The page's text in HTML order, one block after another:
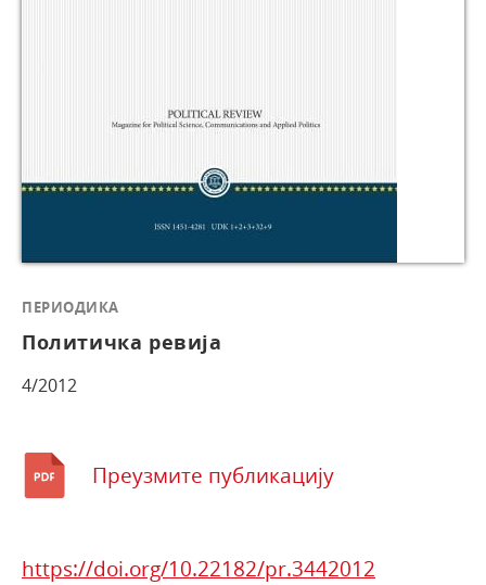
ПЕРИОДИКА
Политичка ревија
4/2012
Преузмите публикацију
https://doi.org/10.22182/pr.3442012